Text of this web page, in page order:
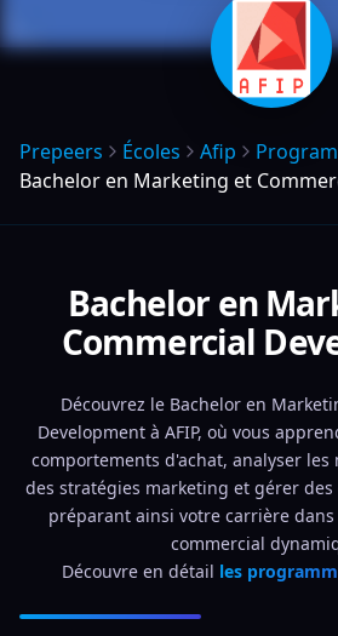
Prepeers Écoles Afip
Bachelor en Marketing et
Bachelor en
Commercial
Découvrez le Bachelor en
Development à AFIP, où vous
comportements d'achat, analyser les
des stratégies marketing et gérer des
préparant ainsi votre carrière
commercial
Découvre en détail les